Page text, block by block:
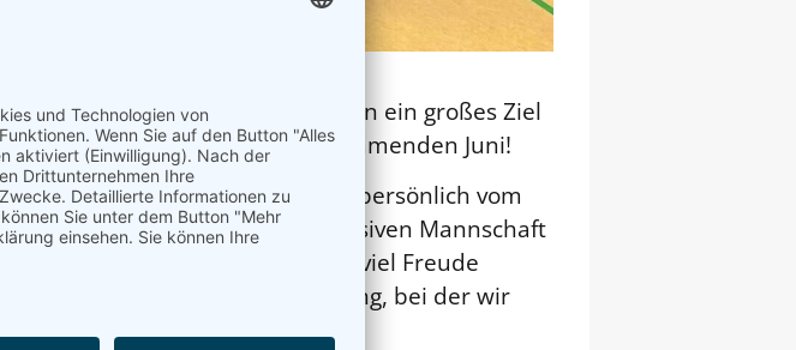
Spende, die unseren Sportlern ein großes Ziel
Games im Saarland im kommenden Juni!
des Steuerbüros persönlich vom
Teamgeist unserer inklusiven Mannschaft
der allen Beteiligten viel Freude
es noch eine kleine Schulführung, bei der wir
vorstellen konnten.